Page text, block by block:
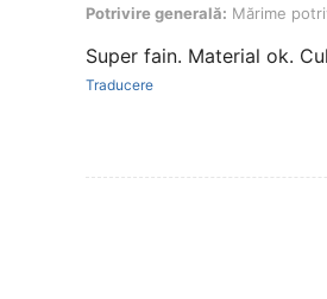
Potrivire generală: Mărime potrivită,
Potrivire generală: Mărime
Super fain. Material ok.
Traducere